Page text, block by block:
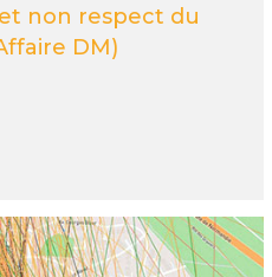
non respect du
DM)